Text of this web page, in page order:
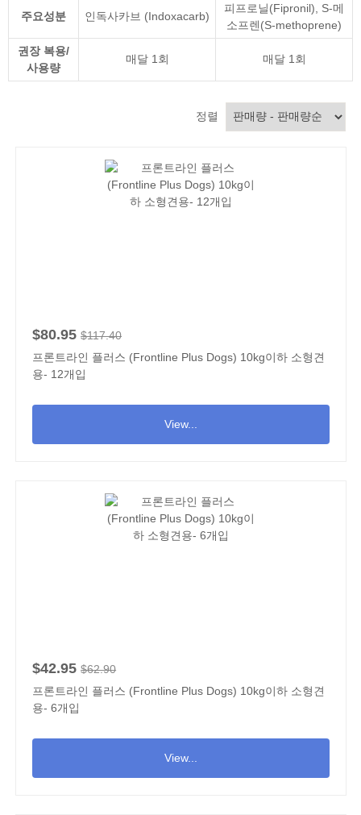
주요성분 인독사카브 (Indoxacarb)
피프로닐(Fipronil)
S-메
소프렌(S-methoprene)
권장 복용/
사용량
매달 1회 매달 1회
정렬
$80.95 $117.40
프론트라인 플러스 (Frontline Plus Dogs) 10kg이하 소형견
용- 12개입
View...
$42.95 $62.90
프론트라인 플러스 (Frontline Plus Dogs) 10kg이하 소형견
용- 6개입
View...